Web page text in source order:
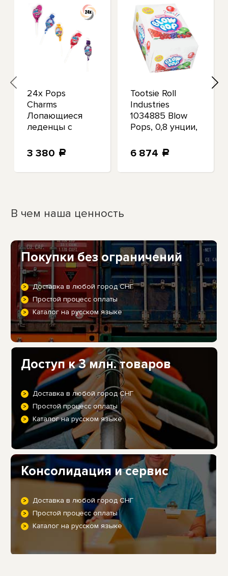
24x Pops
Charms
Лопающиеся
леденцы с
ассорти из
резинки с
унций
3 380 a
Tootsie Roll
Industries
1034885 Blow
Pops, 0,8 унции,
ассорти с
вкусами,
6 874 a
В чем наша ценность
Покупки без ограничений
Доставка в любой город СНГ
Простой процесс оплаты
Каталог на русском языке
Доступ к 3 млн. товаров
Доставка в любой город СНГ
Простой процесс оплаты
Каталог на русском языке
Консолидация и сервис
Доставка в любой город СНГ
Простой процесс оплаты
Каталог на русском языке